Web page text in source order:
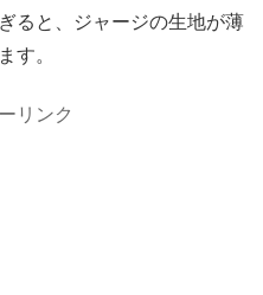
ると、ジャージの生地が薄
す。
リンク